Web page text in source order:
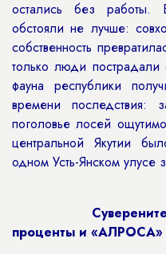
остались без работы.
обстояли не лучше:
собственность
только люди
фауна республики
времени последствия:
поголовье лосей
центральной Якутии
одном Усть-Янском улусе
проценты и «АЛРОСА»